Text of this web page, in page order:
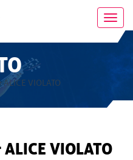
ALICE VIOLATO
VIOLATO